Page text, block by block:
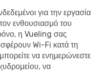
για την εργασία
τον ενθουσιασμό του
η Vueling σας
Wi-Fi κατά τη
να ενημερώνεστε
να